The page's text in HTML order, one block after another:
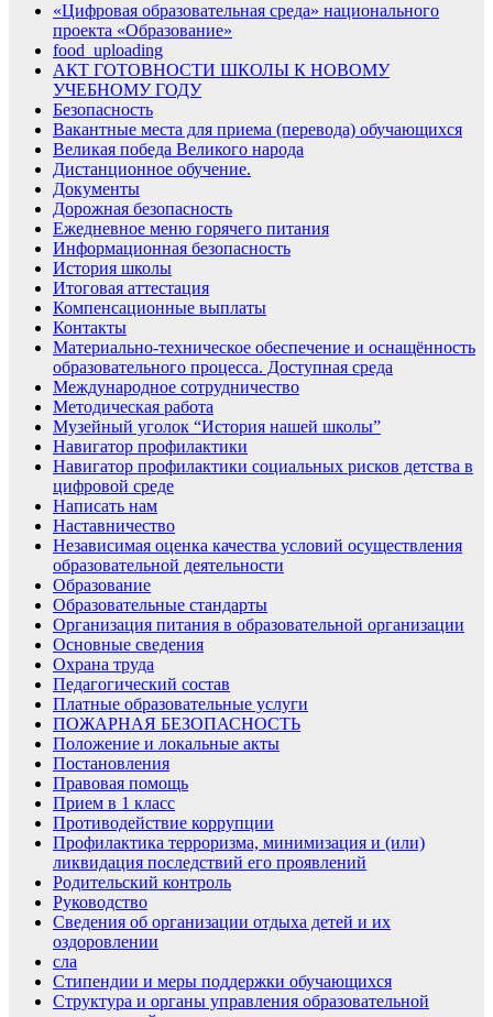
«Цифровая образовательная среда» национального
проекта «Образование»
food_uploading
АКТ ГОТОВНОСТИ ШКОЛЫ К НОВОМУ
УЧЕБНОМУ ГОДУ
Безопасность
Вакантные места для приема (перевода) обучающихся
Великая победа Великого народа
Дистанционное обучение.
Документы
Дорожная безопасность
Ежедневное меню горячего питания
Информационная безопасность
История школы
Итоговая аттестация
Компенсационные выплаты
Контакты
Материально-техническое обеспечение и оснащённость
образовательного процесса. Доступная среда
Международное сотрудничество
Методическая работа
Музейный уголок “История нашей школы”
Навигатор профилактики
Навигатор профилактики социальных рисков детства в
цифровой среде
Написать нам
Наставничество
Независимая оценка качества условий осуществления
образовательной деятельности
Образование
Образовательные стандарты
Организация питания в образовательной организации
Основные сведения
Охрана труда
Педагогический состав
Платные образовательные услуги
ПОЖАРНАЯ БЕЗОПАСНОСТЬ
Положение и локальные акты
Постановления
Правовая помощь
Прием в 1 класс
Противодействие коррупции
Профилактика терроризма, минимизация и (или)
ликвидация последствий его проявлений
Родительский контроль
Руководство
Сведения об организации отдыха детей и их
оздоровлении
сла
Стипендии и меры поддержки обучающихся
Структура и органы управления образовательной